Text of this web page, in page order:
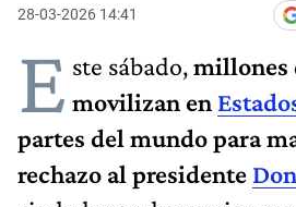
28-03-2026 14:41
E ste sábado,millones
movilizan en
partes del mundo para
rechazo al presidente